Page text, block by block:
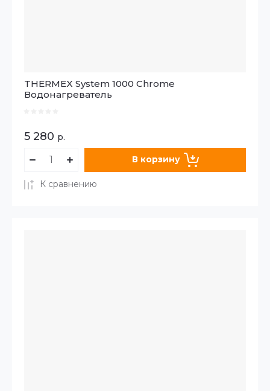
THERMEX System 1000 Chrome
Водонагреватель
5 280 р.
В корзину
К сравнению